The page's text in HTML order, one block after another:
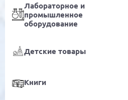
Лабораторное и
промышленное
оборудование
Детские товары
Книги